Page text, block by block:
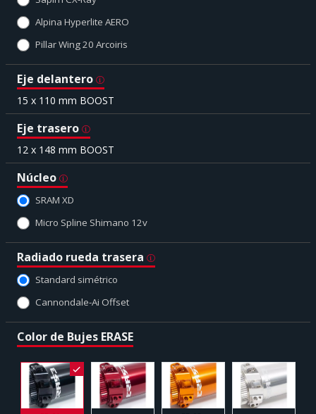
Alpina Hyperlite AERO
Pillar Wing 20 Arcoiris
Eje delantero
15 x 110 mm BOOST
Eje trasero
12 x 148 mm BOOST
Núcleo
SRAM XD
Micro Spline Shimano 12v
Radiado rueda trasera
Standard simétrico
Cannondale-Ai Offset
Color de Bujes ERASE